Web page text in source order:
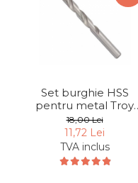
Set burghie HSS
pentru metal Troy
31100, Ø 10 mm, 5
bucati
18,00 Lei
11,72 Lei
TVA inclus